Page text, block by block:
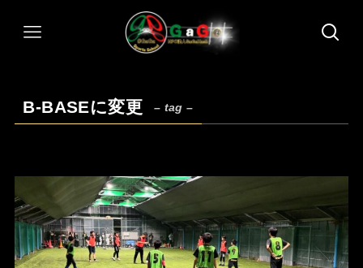
B-BASEに変更 – tag –